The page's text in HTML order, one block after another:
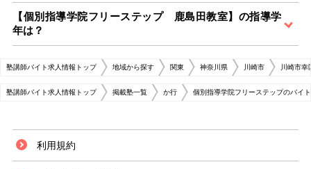
【個別指導学院フリーステップ 鹿島田教室】の指導学
年は？
塾講師バイト求人情報トップ 地域から探す 関東 神奈川県 川崎市 川崎市幸
塾講師バイト求人情報トップ 掲載塾一覧 か行 個別指導学院フリーステップのバイ
利用規約